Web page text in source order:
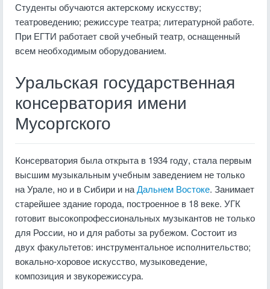
Студенты обучаются актерскому искусству;
театроведению; режиссуре театра; литературной работе.
При ЕГТИ работает свой учебный театр, оснащенный
всем необходимым оборудованием.
Уральская государственная
консерватория имени
Мусоргского
Консерватория была открыта в 1934 году, стала первым
высшим музыкальным учебным заведением не только
на Урале, но и в Сибири и наДальнем Востоке. Занимает
старейшее здание города, построенное в 18 веке. УГК
готовит высокопрофессиональных музыкантов не только
для России, но и для работы за рубежом. Состоит из
двух факультетов: инструментальное исполнительство;
вокально-хоровое искусство, музыковедение,
композиция и звукорежиссура.